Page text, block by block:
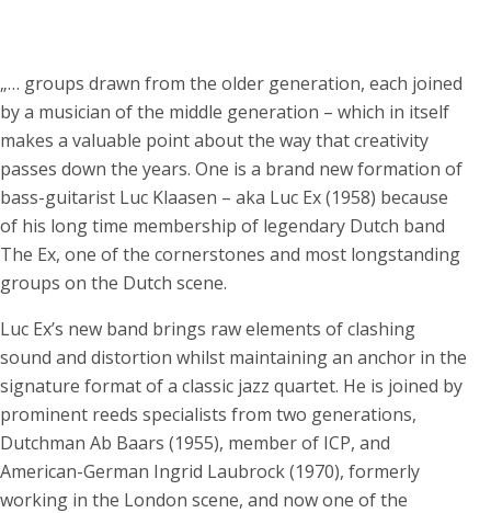
„… groups drawn from the older generation, each joined
by a musician of the middle generation – which in itself
makes a valuable point about the way that creativity
passes down the years. One is a brand new formation of
bass-guitarist Luc Klaasen – aka Luc Ex (1958) because
of his long time membership of legendary Dutch band
The Ex, one of the cornerstones and most longstanding
groups on the Dutch scene.
Luc Ex’s new band brings raw elements of clashing
sound and distortion whilst maintaining an anchor in the
signature format of a classic jazz quartet. He is joined by
prominent reeds specialists from two generations,
Dutchman Ab Baars (1955), member of ICP, and
American-German Ingrid Laubrock (1970), formerly
working in the London scene, and now one of the